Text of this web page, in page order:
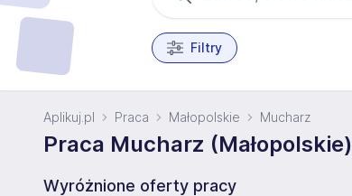
Filtry
Aplikuj.pl Praca Małopolskie Mucharz
Praca Mucharz (Małopolskie)
Wyróżnione oferty pracy